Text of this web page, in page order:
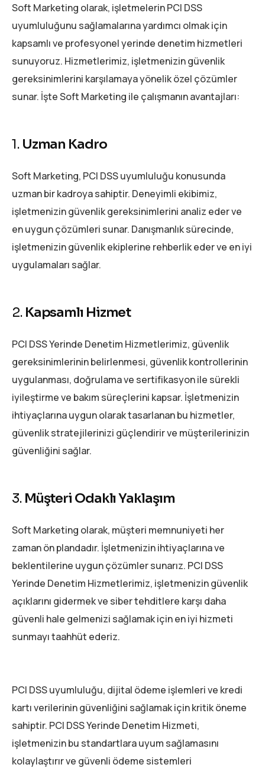
Soft Marketing olarak, işletmelerin PCI DSS
uyumluluğunu sağlamalarına yardımcı olmak için
kapsamlı ve profesyonel yerinde denetim hizmetleri
sunuyoruz. Hizmetlerimiz, işletmenizin güvenlik
gereksinimlerini karşılamaya yönelik özel çözümler
sunar. İşte Soft Marketing ile çalışmanın avantajları:
1. Uzman Kadro
Soft Marketing, PCI DSS uyumluluğu konusunda
uzman bir kadroya sahiptir. Deneyimli ekibimiz,
işletmenizin güvenlik gereksinimlerini analiz eder ve
en uygun çözümleri sunar. Danışmanlık sürecinde,
işletmenizin güvenlik ekiplerine rehberlik eder ve en iyi
uygulamaları sağlar.
2. Kapsamlı Hizmet
PCI DSS Yerinde Denetim Hizmetlerimiz, güvenlik
gereksinimlerinin belirlenmesi, güvenlik kontrollerinin
uygulanması, doğrulama ve sertifikasyon ile sürekli
iyileştirme ve bakım süreçlerini kapsar. İşletmenizin
ihtiyaçlarına uygun olarak tasarlanan bu hizmetler,
güvenlik stratejilerinizi güçlendirir ve müşterilerinizin
güvenliğini sağlar.
3. Müşteri Odaklı Yaklaşım
Soft Marketing olarak, müşteri memnuniyeti her
zaman ön plandadır. İşletmenizin ihtiyaçlarına ve
beklentilerine uygun çözümler sunarız. PCI DSS
Yerinde Denetim Hizmetlerimiz, işletmenizin güvenlik
açıklarını gidermek ve siber tehditlere karşı daha
güvenli hale gelmenizi sağlamak için en iyi hizmeti
sunmayı taahhüt ederiz.
PCI DSS uyumluluğu, dijital ödeme işlemleri ve kredi
kartı verilerinin güvenliğini sağlamak için kritik öneme
sahiptir. PCI DSS Yerinde Denetim Hizmeti,
işletmenizin bu standartlara uyum sağlamasını
kolaylaştırır ve güvenli ödeme sistemleri